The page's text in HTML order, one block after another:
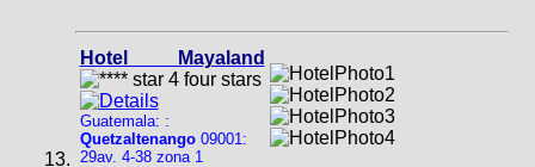
Hotel Mayaland
Guatemala: :
Quetzaltenango09001:
29av. 4-38 zona 1